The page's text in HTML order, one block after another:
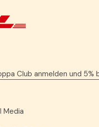
Club anmelden und 5%
Media